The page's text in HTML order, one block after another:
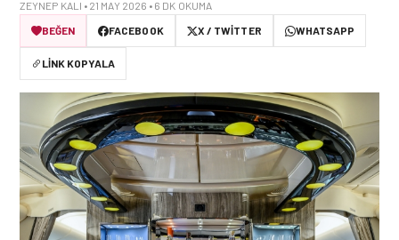
ZEYNEP KALI • 21 MAY 2026 • 6 DK OKUMA
BEĞEN
FACEBOOK X / TWITTER WHATSAPP
LINK KOPYALA